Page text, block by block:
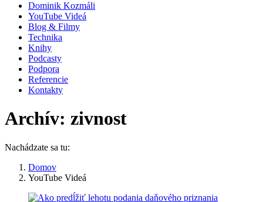
otvorí
novom
okne
otvorí
novom
okne
otvorí
novom
okne
otvorí
novom
okne
otvorí
novom
okne
Dominik Kozmáli
YouTube Videá
Blog & Filmy
Technika
Knihy
Podcasty
Podpora
Referencie
Kontakty
Archív: zivnost
Nachádzate sa tu:
Domov
YouTube Videá